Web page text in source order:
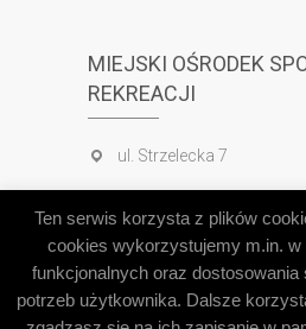
MIEJSKI OŚRODEK
REKREACJI
ul. Strzelecka 7
tel. 503 830 823
Deklaracja dostępności
Ten serwis korzysta z plików
cookies wykorzystujemy m.in.
funkcjonalnych oraz
potrzeb użytkownika. Dalsze